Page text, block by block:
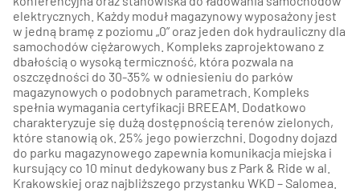
elektrycznych. Każdy moduł magazynowy wyposażony jest
w jedną bramę z poziomu „0” oraz jeden dok hydrauliczny dla
samochodów ciężarowych. Kompleks zaprojektowano z
dbałością o wysoką termiczność, która pozwala na
oszczędności do 30-35% w odniesieniu do parków
magazynowych o podobnych parametrach. Kompleks
spełnia wymagania certyfikacji BREEAM. Dodatkowo
charakteryzuje się dużą dostępnością terenów zielonych,
które stanowią ok. 25% jego powierzchni. Dogodny dojazd
do parku magazynowego zapewnia komunikacja miejska i
kursujący co 10 minut dedykowany bus z Park & Ride w al.
Krakowskiej oraz najbliższego przystanku WKD – Salomea.